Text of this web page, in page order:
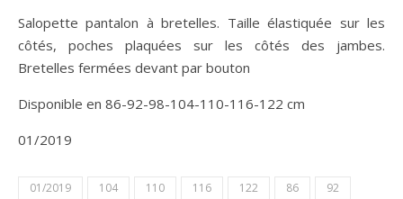
Salopette pantalon à bretelles. Taille élastiquée sur les
côtés, poches plaquées sur les côtés des jambes.
Bretelles fermées devant par bouton
Disponible en 86-92-98-104-110-116-122 cm
01/2019
01/2019 104 110 116 122 86
92